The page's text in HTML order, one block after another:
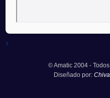
↑
© Amatic 2004 -
Diseñado por: